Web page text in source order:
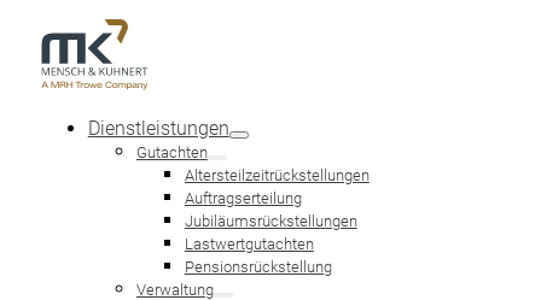
Dienstleistungen
Gutachten
Altersteilzeitrückstellungen
Auftragserteilung
Jubiläumsrückstellungen
Lastwertgutachten
Pensionsrückstellung
Verwaltung
PENSIONSVERPFLICH­TUNG